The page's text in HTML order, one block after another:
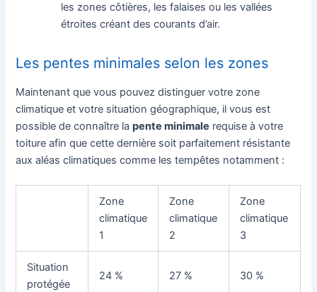
les zones côtières, les falaises ou les vallées
étroites créant des courants d’air.
Les pentes minimales selon les zones
Maintenant que vous pouvez distinguer votre zone
climatique et votre situation géographique, il vous est
possible de connaître lapente minimale requise à votre
toiture afin que cette dernière soit parfaitement résistante
aux aléas climatiques comme les tempêtes notamment :
Zone
climatique
1
Zone
climatique
2
Zone
climatique
3
Situation
protégée
24 % 27 % 30 %